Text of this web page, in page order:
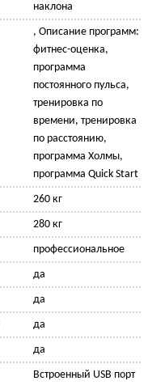
наклона
, Описание программ:
фитнес-оценка,
программа
постоянного пульса,
тренировка по
времени, тренировка
по расстоянию,
программа Холмы,
программа Quick Start
260 кг
280 кг
профессиональное
да
да
да
да
Встроенный USB порт